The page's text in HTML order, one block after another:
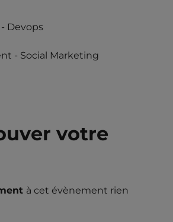
Devops
- Social Marketing
votre
à cet évènement rien